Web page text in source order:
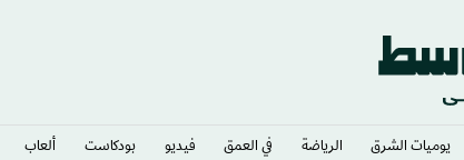
يوميات الشرق​ الرياضة في العمق فيديو بودكاست ألعاب